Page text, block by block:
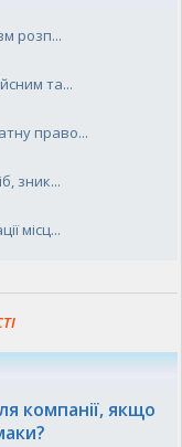
розп...
та...
право...
зник...
місц...
компанії, якщо